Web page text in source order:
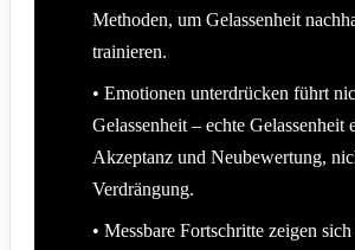
Methoden, um Gelassenheit
trainieren.
• Emotionen unterdrücken führt
Gelassenheit – echte Gelassenheit
Akzeptanz und Neubewertung,
Verdrängung.
• Messbare Fortschritte zeigen